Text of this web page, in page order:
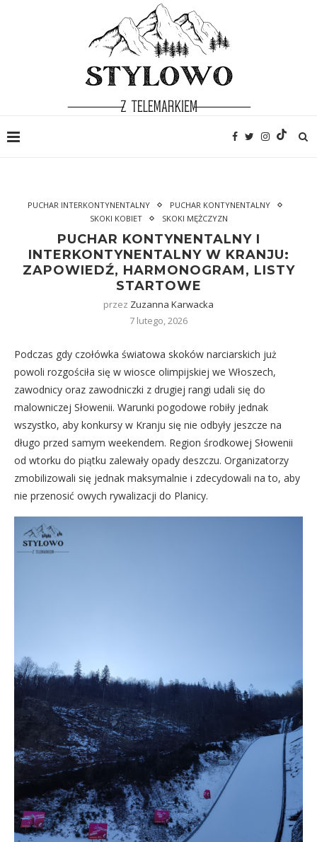
PUCHAR INTERKONTYNENTALNY
PUCHAR KONTYNENTALNY
SKOKI KOBIET
SKOKI MĘŻCZYZN
PUCHAR KONTYNENTALNY I
INTERKONTYNENTALNY W KRANJU:
ZAPOWIEDŹ, HARMONOGRAM, LISTY
STARTOWE
przez Zuzanna Karwacka
7 lutego, 2026
Podczas gdy czołówka światowa skoków narciarskich już
powoli rozgościła się w wiosce olimpijskiej we Włoszech,
zawodnicy oraz zawodniczki z drugiej rangi udali się do
malowniczej Słowenii. Warunki pogodowe robiły jednak
wszystko, aby konkursy w Kranju się nie odbyły jeszcze na
długo przed samym weekendem. Region środkowej Słowenii
od wtorku do piątku zalewały opady deszczu. Organizatorzy
zmobilizowali się jednak maksymalnie i zdecydowali na to, aby
nie przenosić owych rywalizacji do Planicy.